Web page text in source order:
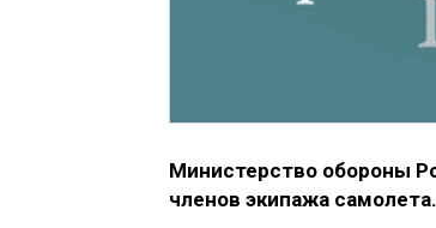
Мин­ис­терст­во обороны
членов экипажа самолета.